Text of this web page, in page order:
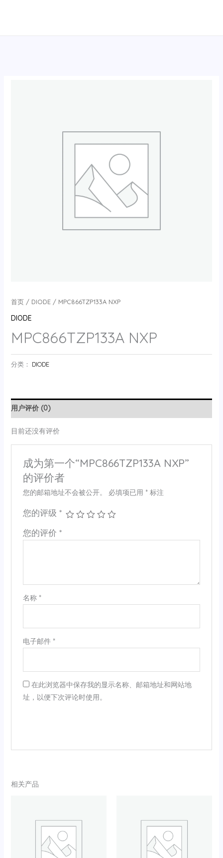
首页/ DIODE/ MPC866TZP133A NXP
DIODE
MPC866TZP133A NXP
分类： DIODE
用户评价 (0)
目前还没有评价
成为第一个“MPC866TZP133A NXP”
的评价者
您的邮箱地址不会被公开。 必填项已用 *标注
您的评级 *
您的评价 *
名称 *
电子邮件 *
在此浏览器中保存我的显示名称、邮箱地址和网站地
址，以便下次评论时使用。
相关产品